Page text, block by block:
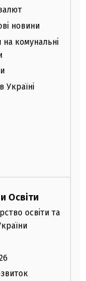
новини
комунальні
Україні
Освіти
освіти та